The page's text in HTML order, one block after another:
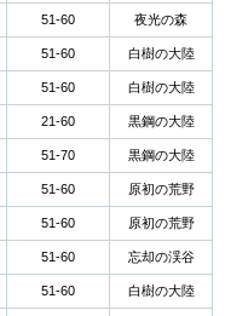
51-60 夜光の森
51-60 白樹の大陸
51-60 白樹の大陸
21-60 黒鋼の大陸
51-70 黒鋼の大陸
51-60 原初の荒野
51-60 原初の荒野
51-60 忘却の渓谷
51-60 白樹の大陸